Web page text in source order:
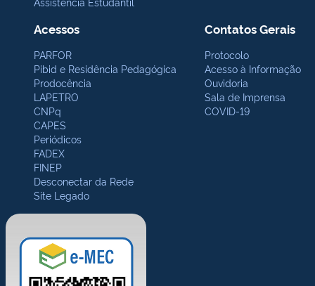
Acessos
PARFOR
Pibid e Residência Pedagógica
Prodocência
LAPETRO
CNPq
CAPES
Periódicos
FADEX
FINEP
Desconectar da Rede
Site Legado
Contatos Gerais
Protocolo
Acesso à Informação
Ouvidoria
Sala de Imprensa
COVID-19